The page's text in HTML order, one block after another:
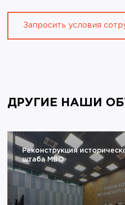
Запросить условия
ДРУГИЕ НАШИ
Реконструкция
штаба МВО